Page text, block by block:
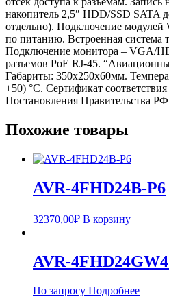
накопитель 2,5″ HDD/SSD SATA
отдельно). Подключение
по питанию. Встроенная система
Подключение монитора – VGA/
разъемов PoE RJ-45.
Габариты: 350х250х60мм.
+50) °С. Сертификат
Постановления Правительства
Похожие товары
AVR-4FHD24B-P6
32370,00₽ В корзину
AVR-
По запросу Подробнее